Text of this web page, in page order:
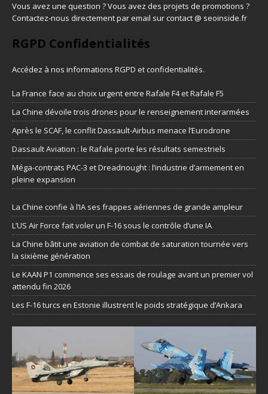
Vous avez une question ? Vous avez des projets de promotions ?
Contactez-nous directement par email sur contact @ seoinside.fr
RGPD Confidentialités
Accédez à nos informations RGPD et confidentialités.
La France face au choix urgent entre Rafale F4 et Rafale F5
La Chine dévoile trois drones pour le renseignement interarmées
Après le SCAF, le conflit Dassault-Airbus menace l’Eurodrone
Dassault Aviation : le Rafale porte les résultats semestriels
Méga-contrats PAC-3 et Dreadnought : l’industrie d’armement en
pleine expansion
La Chine confie à l’IA ses frappes aériennes de grande ampleur
L’US Air Force fait voler un F-16 sous le contrôle d’une IA
La Chine bâtit une aviation de combat de saturation tournée vers
la sixième génération
Le KAAN P1 commence ses essais de roulage avant un premier vol
attendu fin 2026
Les F-16 turcs en Estonie illustrent le poids stratégique d’Ankara